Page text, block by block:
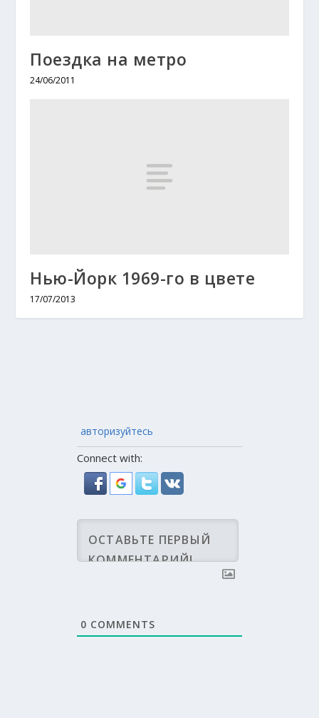
Поездка на метро
24/06/2011
Нью-Йорк 1969-го в цвете
17/07/2013
авторизуйтесь
Connect with:
0 COMMENTS